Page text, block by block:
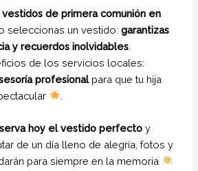
de primera comunión en
seleccionas un vestido:garantizas
y recuerdos inolvidables
de los servicios locales:
profesionalpara que tu hija
hoy el vestido perfecto y
de un día lleno de alegría, fotos y
para siempre en la memoria